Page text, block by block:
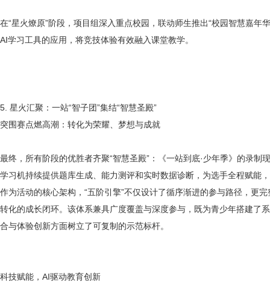
在“星火燎原”阶段，项目组深入重点校园，联动师生推出“校园智慧嘉年
AI学习工具的应用，将竞技体验有效融入课堂教学。
5. 星火汇聚：一站“智子团”集结“智慧圣殿”
突围赛点燃高潮：转化为荣耀、梦想与成就
最终，所有阶段的优胜者齐聚“智慧圣殿”：《一站到底·少年季》的录制
学习机持续提供题库生成、能力测评和实时数据诊断，为选手全程赋能
作为活动的核心架构， “五阶引擎”不仅设计了循序渐进的参与路径，更
转化的成长闭环。该体系兼具广度覆盖与深度参与，既为青少年搭建了
合与体验创新方面树立了可复制的示范标杆。
科技赋能， AI驱动教育创新